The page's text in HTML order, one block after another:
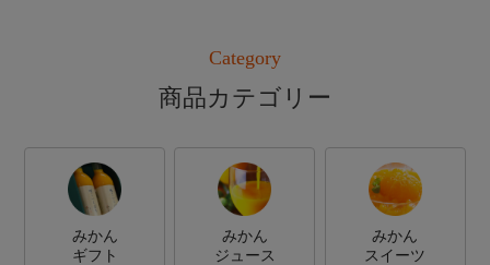
Category
商品カテゴリー
みかん
ギフト
みかん
ジュース
みかん
スイーツ